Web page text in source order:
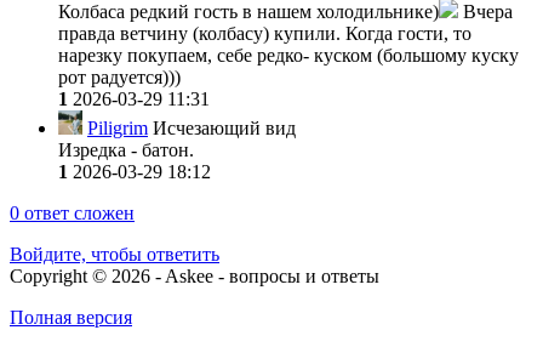
Колбаса редкий гость в нашем холодильнике)
Вчера
правда ветчину (колбасу) купили. Когда гости, то
нарезку покупаем, себе редко- куском (большому куску
рот радуется)))
1 2026-03-29 11:31
Piligrim Исчезающий вид
Изредка - батон.
1 2026-03-29 18:12
0 ответ сложен
Войдите, чтобы ответить
Copyright © 2026 - Askee - вопросы и ответы
Полная версия